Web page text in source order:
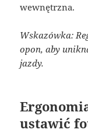
wewnętrzna.
Wskazówka:
opon, aby
jazdy.
ustawić